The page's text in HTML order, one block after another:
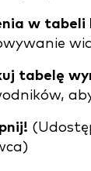
w tabeli
tabelę